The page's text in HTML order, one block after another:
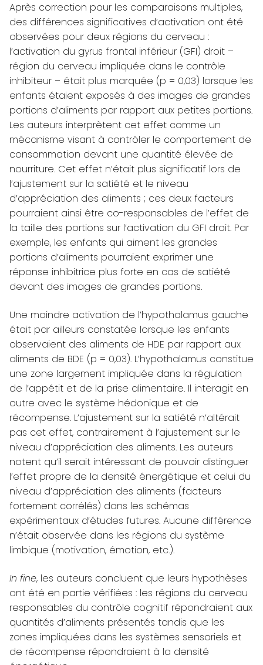
Après correction pour les comparaisons multiples,
des différences significatives d’activation ont été
observées pour deux régions du cerveau :
l’activation du gyrus frontal inférieur (GFI) droit –
région du cerveau impliquée dans le contrôle
inhibiteur – était plus marquée (p = 0,03) lorsque les
enfants étaient exposés à des images de grandes
portions d’aliments par rapport aux petites portions.
Les auteurs interprètent cet effet comme un
mécanisme visant à contrôler le comportement de
consommation devant une quantité élevée de
nourriture. Cet effet n’était plus significatif lors de
l’ajustement sur la satiété et le niveau
d’appréciation des aliments ; ces deux facteurs
pourraient ainsi être co-responsables de l’effet de
la taille des portions sur l’activation du GFI droit. Par
exemple, les enfants qui aiment les grandes
portions d’aliments pourraient exprimer une
réponse inhibitrice plus forte en cas de satiété
devant des images de grandes portions.
Une moindre activation de l’hypothalamus gauche
était par ailleurs constatée lorsque les enfants
observaient des aliments de HDE par rapport aux
aliments de BDE (p = 0,03). L’hypothalamus constitue
une zone largement impliquée dans la régulation
de l’appétit et de la prise alimentaire. Il interagit en
outre avec le système hédonique et de
récompense. L’ajustement sur la satiété n’altérait
pas cet effet, contrairement à l’ajustement sur le
niveau d’appréciation des aliments. Les auteurs
notent qu’il serait intéressant de pouvoir distinguer
l’effet propre de la densité énergétique et celui du
niveau d’appréciation des aliments (facteurs
fortement corrélés) dans les schémas
expérimentaux d’études futures. Aucune différence
n’était observée dans les régions du système
limbique (motivation, émotion, etc.).
In fine, les auteurs concluent que leurs hypothèses
ont été en partie vérifiées : les régions du cerveau
responsables du contrôle cognitif répondraient aux
quantités d’aliments présentés tandis que les
zones impliquées dans les systèmes sensoriels et
de récompense répondraient à la densité